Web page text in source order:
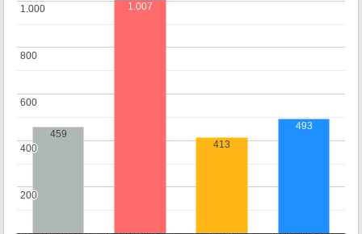
200
200
400
400
600
600
800
800
1.000
1.000
459
1.007
413
493